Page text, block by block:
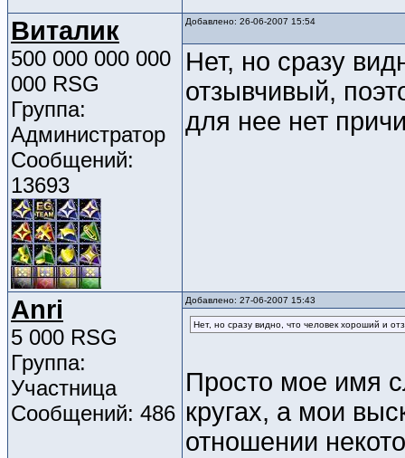
Виталик
500 000 000 000
000 RSG
Группа:
Администратор
Сообщений:
13693
Добавлено: 26-06-2007 15:54
Нет, но сразу
отзывчивый,
для нее нет
Anri
5 000 RSG
Группа:
Участница
Сообщений: 486
Добавлено: 27-06-2007 15:43
Нет, но сразу видно, что человек хороший и
Просто мое имя
кругах, а мои
отношении